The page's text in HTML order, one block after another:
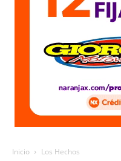
Inicio Los Hechos